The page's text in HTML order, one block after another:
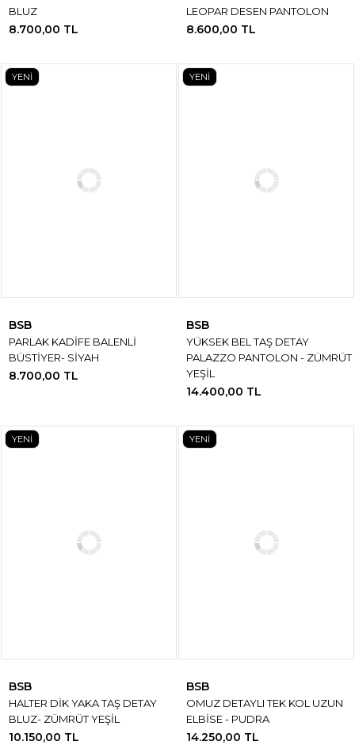
BLUZ
8.700,00 TL
LEOPAR DESEN PANTOLON
8.600,00 TL
YENİ
BSB
PARLAK KADİFE BALENLİ
BÜSTİYER- SİYAH
8.700,00 TL
YENİ
BSB
YÜKSEK BEL TAŞ DETAY
PALAZZO PANTOLON - ZÜMRÜT
YEŞİL
14.400,00 TL
YENİ
BSB
HALTER DİK YAKA TAŞ DETAY
BLUZ- ZÜMRÜT YEŞİL
10.150,00 TL
YENİ
BSB
OMUZ DETAYLI TEK KOL UZUN
ELBİSE - PUDRA
14.250,00 TL